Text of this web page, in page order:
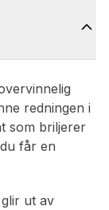
redningen i
som briljerer
får en
ut av